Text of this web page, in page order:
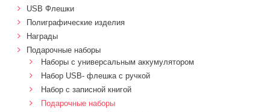
USB Флешки
Полиграфические изделия
Награды
Подарочные наборы
Наборы с универсальным аккумулятором
Набор USB- флешка с ручкой
Набор с записной книгой
Подарочные наборы